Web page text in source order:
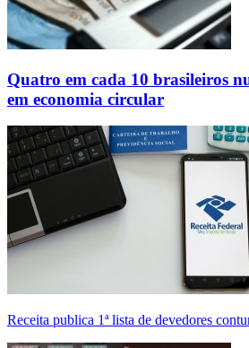
Quatro em cada 10 brasileiros
em economia circular
Receita publica 1ª lista de devedores